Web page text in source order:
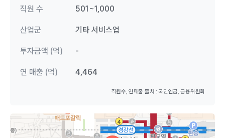
직원 수 501~1,000
산업군 기타 서비스업
투자금액 (억) -
연 매출 (억) 4,464
직원수, 연매출 출처 : 국민연금, 금융위원회